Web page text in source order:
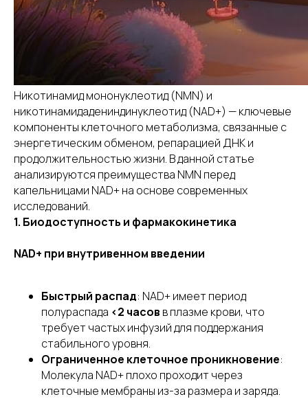
Никотинамид мононуклеотид (NMN) и
никотинамидадениндинуклеотид (NAD+) — ключевые
компоненты клеточного метаболизма, связанные с
энергетическим обменом, репарацией ДНК и
продолжительностью жизни. В данной статье
анализируются преимущества NMN перед
капельницами NAD+ на основе современных
исследований.
1. Биодоступность и фармакокинетика
NAD+ при внутривенном введении
Быстрый распад: NAD+ имеет период
полураспада <2 часов в плазме крови, что
требует частых инфузий для поддержания
стабильного уровня.
Ограниченное клеточное проникновение:
Молекула NAD+ плохо проходит через
клеточные мембраны из-за размера и заряда.